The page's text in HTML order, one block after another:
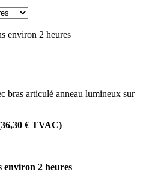
environ 2 heures
bras articulé anneau lumineux sur
€ TVAC)
environ 2 heures